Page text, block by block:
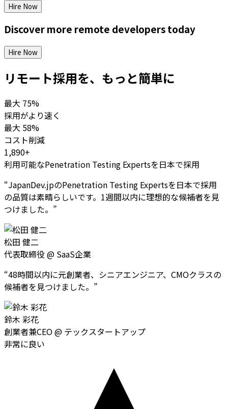
Hire Now
Discover more remote developerstoday
Hire Now
リモート採用を、もっと簡単に
最大 75%
採用がより速く
最大 58%
コスト削減
1,890+
利用可能なPenetration Testing Expertsを日本で採用
“JapanDev.jpのPenetration Testing Expertsを日本で採用
の品質は素晴らしいです。1週間以内に理想的な候補者を見
つけました。 ”
松田 健二
代表取締役 @ SaaS企業
“48時間以内に元創業者、シニアエンジニア、CMOクラスの
候補者を見つけました。 ”
鈴木 彩花
創業者兼CEO@ テックスタートアップ
非常に良い